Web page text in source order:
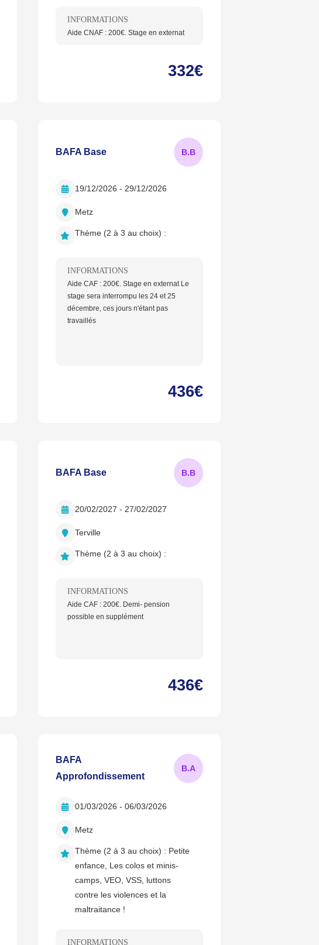
INFORMATIONS
Aide CNAF : 200€. Stage en externat
332€
BAFA Base B.B
19/12/2026 - 29/12/2026
Metz
Thème (2 à 3 au choix) :
INFORMATIONS
Aide CAF : 200€. Stage en externat Le
stage sera interrompu les 24 et 25
décembre, ces jours n'étant pas
travaillés
436€
BAFA Base B.B
20/02/2027 - 27/02/2027
Terville
Thème (2 à 3 au choix) :
INFORMATIONS
Aide CAF : 200€. Demi- pension
possible en supplément
436€
BAFA
Approfondissement
B.A
01/03/2026 - 06/03/2026
Metz
Thème (2 à 3 au choix) : Petite
enfance, Les colos et minis-
camps, VEO, VSS, luttons
contre les violences et la
maltraitance !
INFORMATIONS